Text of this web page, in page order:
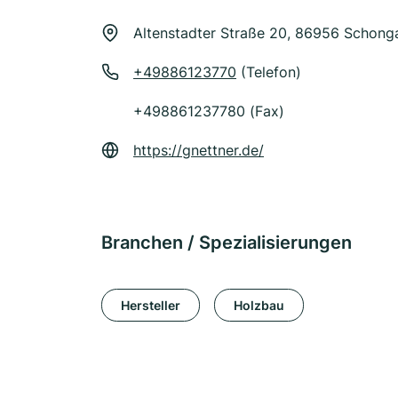
Altenstadter Straße 20, 86956
+49886123770 (Telefon)
+498861237780 (Fax)
https://gnettner.de/
Branchen / Spezialisierungen
Hersteller Holzbau